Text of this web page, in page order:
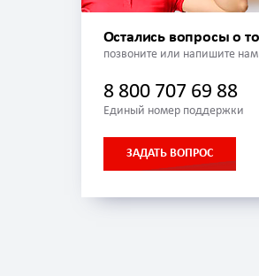
Остались вопросы о
позвоните или напишите нам
8 800 707 69 88
Единый номер поддержки
ЗАДАТЬ ВОПРОС